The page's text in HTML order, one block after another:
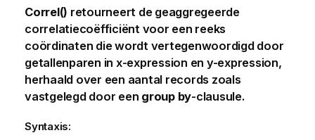
Correl() retourneert de geaggregeerde
correlatiecoëfficiënt voor een reeks
coördinaten die wordt vertegenwoordigd door
getallenparen in x-expression en y-expression,
herhaald over een aantal records zoals
vastgelegd door een group by-clausule.
Syntaxis: